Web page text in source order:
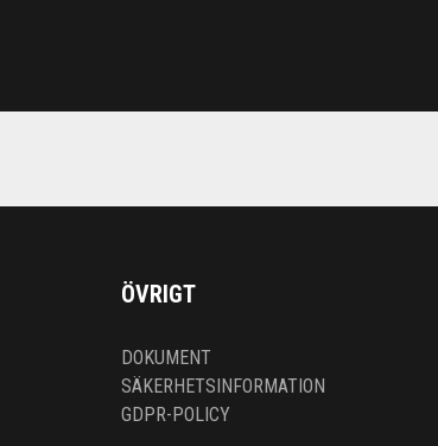
ÖVRIGT
DOKUMENT
SÄKERHETSINFORMATION
GDPR-POLICY